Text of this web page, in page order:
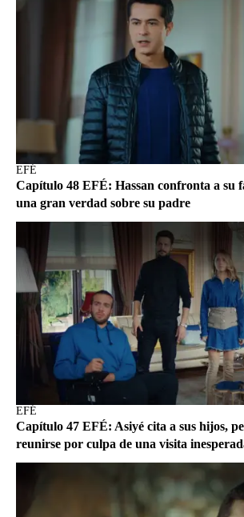
EFÉ
Capítulo 48 EFÉ: Hassan confronta a su
una gran verdad sobre su padre
EFÉ
Capítulo 47 EFÉ: Asiyé cita a sus hijos,
reunirse por culpa de una visita